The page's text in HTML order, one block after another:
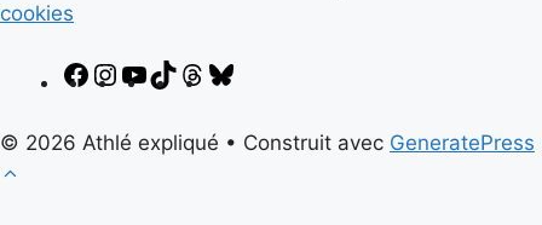
cookies
Facebook
Instagram
YouTube
TikTokThreads
© 2026 Athlé expliqué • Construit avec GeneratePress